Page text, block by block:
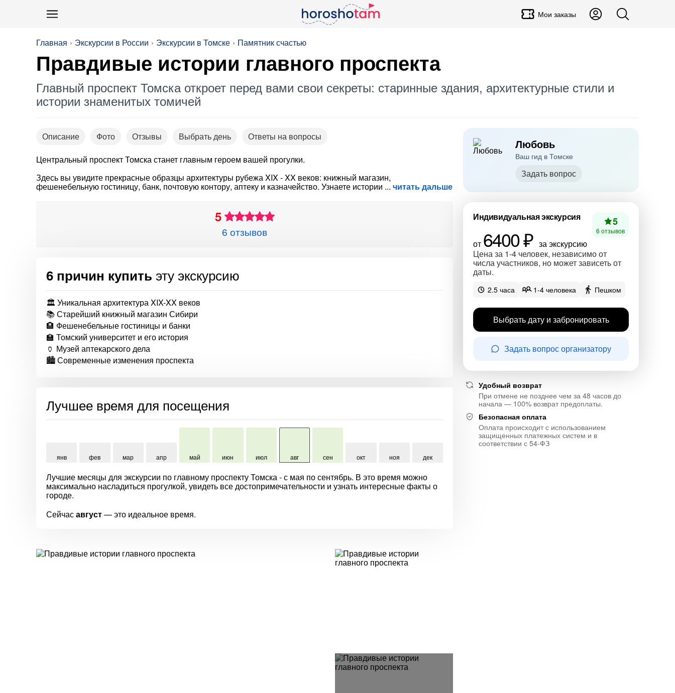
Мои заказы
Главная Экскурсии в России Экскурсии в Томске Памятник счастью
Правдивые истории главного проспекта
Главный проспект Томска откроет перед вами свои секреты: старинные здания, архитектурные стили и
истории знаменитых томичей
Описание Фото Отзывы Выбрать день
Ответы на вопросы
Центральный проспект Томска станет главным героем вашей прогулки.
Здесь вы увидите прекрасные образцы архитектуры рубежа XIX - XX веков: книжный магазин,
фешенебельную гостиницу, банк, почтовую контору, аптеку и казначейство. Узнаете истории читать дальше
5
6 отзывов
6 причин купить эту экскурсию
🏛️ Уникальная архитектура XIX-XX веков
📚 Старейший книжный магазин Сибири
🏨 Фешенебельные гостиницы и банки
🏫 Томский университет и его история
🏺 Музей аптекарского дела
🏙️ Современные изменения проспекта
Лучшее время для посещения
янв фев мар апр май июн июл авг сен окт ноя дек
Лучшие месяцы для экскурсии по главному проспекту Томска - с мая по сентябрь. В это время можно
максимально насладиться прогулкой, увидеть все достопримечательности и узнать интересные факты о
городе.
Сейчасавгуст— это идеальное время.
Любовь
Ваш гид в Томске
Задать вопрос
Индивидуальная экскурсия
от 6400 ₽ за экскурсию
Цена за 1-4 человек, независимо от
числа участников, но может зависеть от
даты.
5
6 отзывов
2.5 часа 1-4 человека Пешком
Выбрать дату и забронировать
Задать вопрос организатору
Удобный возврат
При отмене не позднее чем за 48 часов до
начала — 100% возврат предоплаты.
Безопасная оплата
Оплата происходит с использованием
защищенных платежных систем и в
соответствии с 54-ФЗ